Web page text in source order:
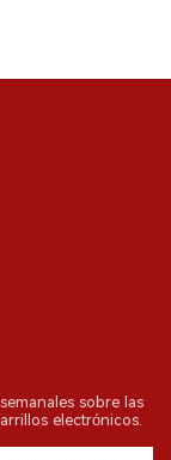
sobre las
electrónicos.